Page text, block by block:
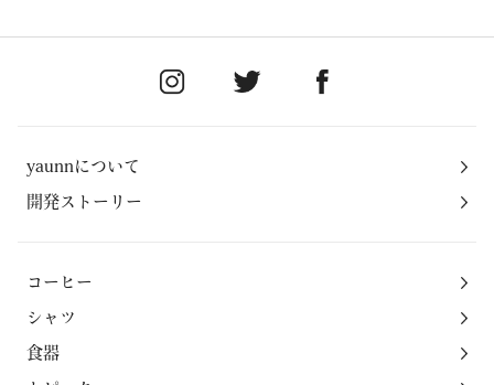
yaunnについて
開発ストーリー
コーヒー
シャツ
食器